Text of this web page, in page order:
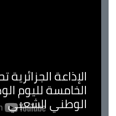
الإذاعة الجزائرية
الخامسة لليوم
الوطني الشعبي